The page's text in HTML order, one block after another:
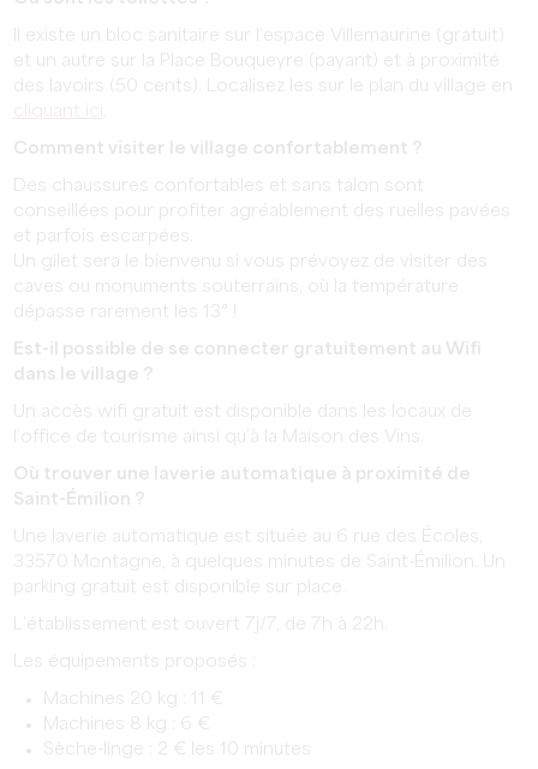
Il existe un bloc sanitaire sur l’espace Villemaurine (gratuit)
et un autre sur la Place Bouqueyre (payant) et à proximité
des lavoirs (50 cents). Localisez les sur le plan du village en
Comment visiter le village confortablement ?
Des chaussures confortables et sans talon sont
conseillées pour profiter agréablement des ruelles pavées
et parfois escarpées.
Un gilet sera le bienvenu si vous prévoyez de visiter des
caves ou monuments souterrains, où la température
dépasse rarement les 13° !
Est-il possible de se connecter gratuitement au Wifi
dans le village ?
Un accès wifi gratuit est disponible dans les locaux de
l’office de tourisme ainsi qu’à la Maison des Vins.
Où trouver une laverie automatique à proximité de
Saint-Émilion ?
Une laverie automatique est située au 6 rue des Écoles,
33570 Montagne, à quelques minutes de Saint-Émilion. Un
parking gratuit est disponible sur place.
L’établissement est ouvert 7j/7, de 7h à 22h.
Les équipements proposés :
Machines 20 kg : 11 €
Machines 8 kg : 6 €
Sèche-linge : 2 € les 10 minutes